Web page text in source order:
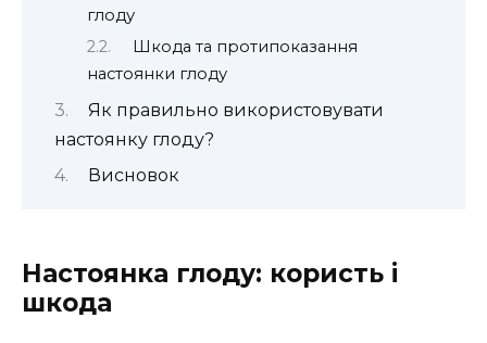
глоду
Шкода та протипоказання
настоянки глоду
Як правильно використовувати
настоянку глоду?
Висновок
Настоянка глоду: користь і
шкода